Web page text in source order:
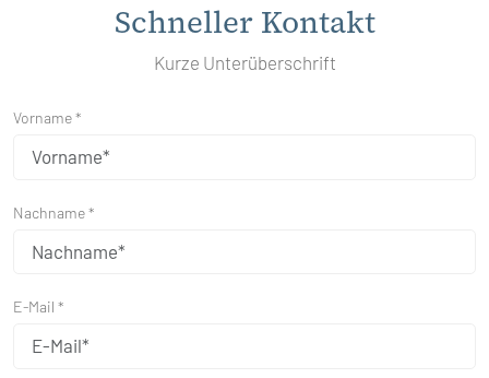
Schneller Kontakt
Kurze Unterüberschrift
Vorname *
Nachname *
E-Mail *